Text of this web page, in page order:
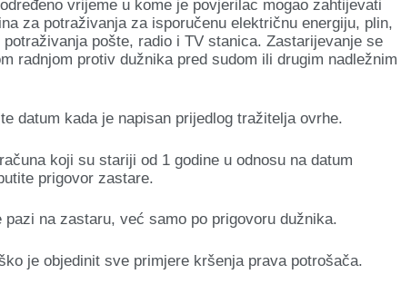
vrijeme u kome je povjerilac mogao zahtijevati
za potraživanja za isporučenu električnu energiju, plin,
pošte, radio i TV stanica. Zastarijevanje se
radnjom protiv dužnika pred sudom ili drugim nadležnim
datum kada je napisan prijedlog tražitelja ovrhe.
koji su stariji od 1 godine u odnosu na datum
prigovor zastare.
na zastaru, već samo po prigovoru dužnika.
je objedinit sve primjere kršenja prava potrošača.